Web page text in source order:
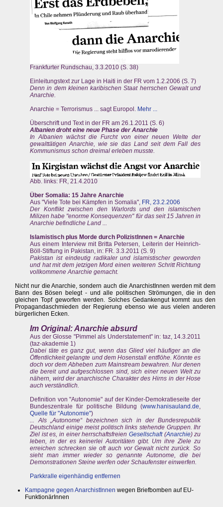
Frankfurter Rundschau, 3.3.2010 (S. 38)
Einleitungstext zur Lage in Haiti in der FR vom 1.2.2006 (S. 7)
Denn in dem kleinen karibischen Staat herrschen Gewalt und
Anarchie.
Anarchie = Terrorismus ... sagt Europol. Mehr ...
Überschrift und Text in der FR am 26.1.2011 (S. 6)
Albanien droht eine neue Phase der Anarchie
In Albanien wächst die Furcht von einer neuen Welte der
gewalttätigen Anarchie, wie sie das Land seit dem Fall des
Kommunismus schon dreimal erleben musste.
Abb. links: FR, 21.4.2010
Über Somalia: 15 Jahre Anarchie
Aus "Viele Tote bei Kämpfen in Somalia", FR, 23.2.2006
Der Konflikt zwischen den Warlords und den islamischen
Milizen habe "enorme Konsequenzen" für das seit 15 Jahren in
Anarchie befindliche Land ...
Islamistisch plus Morde durch PolizistInnen = Anarchie
Aus einem Interview mit Britta Petersen, Leiterin der Heinrich-
Böll-Stiftung in Pakistan, in: FR. 3.3.2011 (S. 9)
Pakistan ist eindeutig radikaler und islamistischer geworden
und hat mit dem jetzigen Mord einen weiteren Schritt Richtung
vollkommene Anarchie gemacht.
Nicht nur die Anarchie, sondern auch die AnarchistInnen werden mit dem
Bann des Bösen belegt - und alle politischen Strömungen, die in den
gleichen Topf geworfen werden. Solches Gedankengut kommt aus den
Propagandaschmieden der Regierung ebenso wie aus vielen anderen
bürgerlichen Ecken.
Im Original: Anarchie absurd
Aus der Glosse "Pimmel als Understatement" in: taz, 14.3.2011
(taz-akademie 1)
Dabei täte es ganz gut, wenn das Glied viel häufiger an die
Öffentlichkeit gelangte und dem Hosenstall entflöhe. Könnte es
doch vor dem Abheben zum Mainstream bewahren. Nur denen
die bereit und aufgeschlossen sind, sich einer neuen Welt zu
nähern, wird der anarchische Charakter des Hirns in der Hose
auch verständlich.
Definition von "Autonomie" auf der Kinder-Demokratieseite der
Bundeszentrale für politische Bildung (www.hanisauland.de,
Quelle für "Autonomie")
... Als „Autonome“ bezeichnen sich in der Bundesrepublik
Deutschland einige meist politisch links stehende Gruppen. Ihr
Ziel ist es, in einer herrschaftsfreien Gesellschaft(Anarchie) zu
leben, in der es keinerlei Autoritäten gibt. Um ihre Ziele zu
erreichen schrecken sie oft auch vor Gewalt nicht zurück. So
sieht man immer wieder so genannte Autonome, die bei
Demonstrationen Steine werfen oder Schaufenster einwerfen.
Parkkralle eigenhändig entfernen
Kampagne gegen AnarchistInnen wegen Briefbomben auf EU-
FunktionärInnen